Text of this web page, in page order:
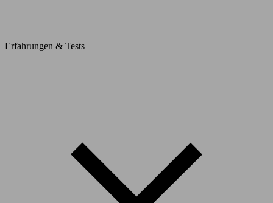
Erfahrungen & Tests